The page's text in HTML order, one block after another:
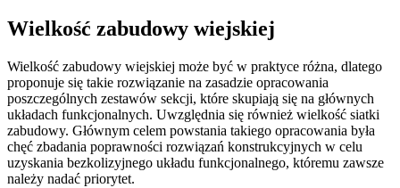
Wielkość zabudowy wiejskiej
Wielkość zabudowy wiejskiej może być w praktyce różna, dlatego
proponuje się takie rozwiązanie na zasadzie opracowania
poszczególnych zestawów sekcji, które skupiają się na głównych
układach funkcjonalnych. Uwzględnia się również wielkość siatki
zabudowy. Głównym celem powstania takiego opracowania była
chęć zbadania poprawności rozwiązań konstrukcyjnych w celu
uzyskania bezkolizyjnego układu funkcjonalnego, któremu zawsze
należy nadać priorytet.